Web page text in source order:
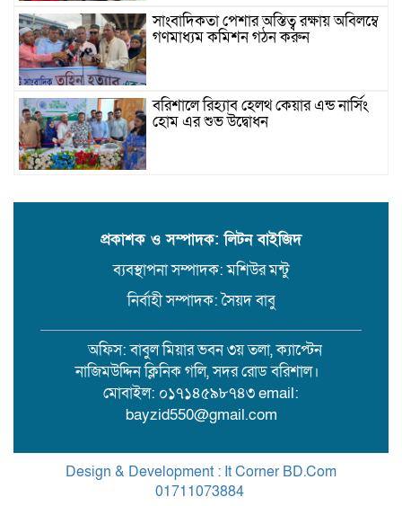
সাংবাদিকতা পেশার অস্তিত্ব রক্ষায় অবিলম্বে
গণমাধ্যম কমিশন গঠন করুন
বরিশালে রিহ্যাব হেলথ কেয়ার এন্ড নার্সিং
হোম এর শুভ উদ্বোধন
ব্যবসায়ী গ্রেফতার
উজিরপুরে গাজা সেবী আর এক গাজা
সেবীর ১৪ বছরে কিশোরী কন্যাকে বিয়ে,
এলাকায় তোলপাড়
বরিশাল সংস্কৃতিকেন্দ্রের ৩৬ জুলাই
সেমিনার
অস্থিরতা: কোথায় যাচ্ছে বাংলাদেশ?
প্রকাশক ও সম্পাদক: লিটন বাইজিদ
ব্যবস্থাপনা সম্পাদক: মশিউর মন্টু
নির্বাহী সম্পাদক: সৈয়দ বাবু
অফিস: বাবুল মিয়ার ভবন ৩য় তলা, ক্যাপ্টেন
নাজিমউদ্দিন ক্লিনিক গলি, সদর রোড বরিশাল।
মোবাইল: ০১৭১৪৫৯৮৭৪৩ email:
bayzid550@gmail.com
Design & Development : It Corner BD.Com
01711073884